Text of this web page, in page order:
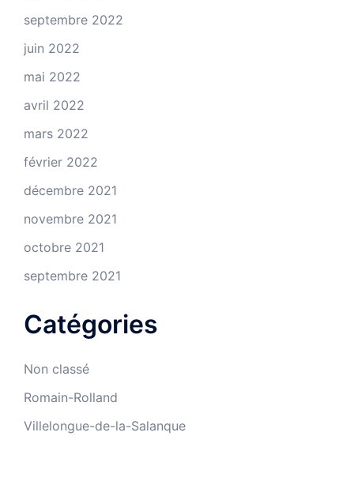
septembre 2022
juin 2022
mai 2022
avril 2022
mars 2022
février 2022
décembre 2021
novembre 2021
octobre 2021
septembre 2021
Catégories
Non classé
Romain-Rolland
Villelongue-de-la-Salanque